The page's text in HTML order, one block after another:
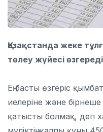
Қазақстанда жеке
төлеу жүйесі
Ең басты өзгеріс
иелеріне және
қатысты болмақ, деп